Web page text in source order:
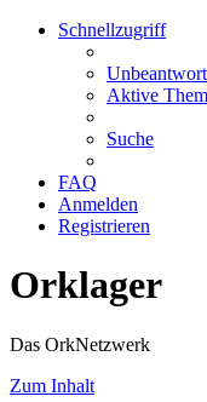
Schnellzugriff
Aktive
Suche
FAQ
Anmelden
Registrieren
Orklager
Das OrkNetzwerk
Zum Inhalt